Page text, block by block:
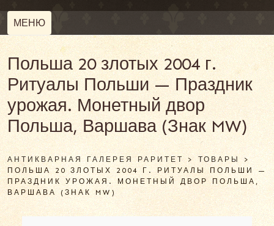
МЕНЮ
Польша 20 злотых 2004 г.
Ритуалы Польши — Праздник
урожая. Монетный двор
Польша, Варшава (Знак MW)
АНТИКВАРНАЯ ГАЛЕРЕЯ РАРИТЕТ >ТОВАРЫ>
ПОЛЬША 20 ЗЛОТЫХ 2004 Г. РИТУАЛЫ ПОЛЬШИ —
ПРАЗДНИК УРОЖАЯ. МОНЕТНЫЙ ДВОР ПОЛЬША,
ВАРШАВА (ЗНАК MW)